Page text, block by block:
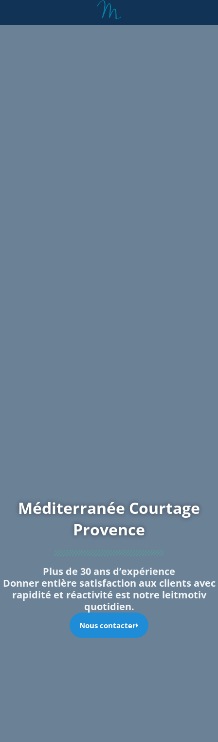
Méditerranée Courtage
Provence
Plus de 30 ans d’expérience
Donner entière satisfaction aux clients avec
rapidité et réactivité est notre leitmotiv
quotidien.
Nous contacter